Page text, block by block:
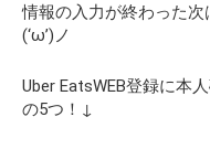
情報の入力が終わった
(‘ω’)ノ
Uber EatsWEB登録に本
の5つ！↓